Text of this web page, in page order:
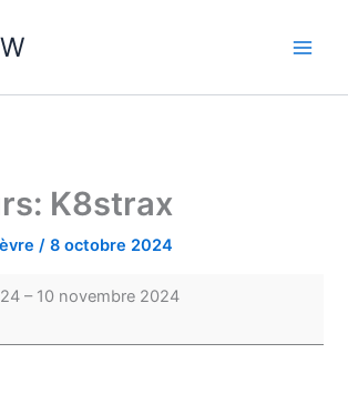
K8strax
/8 octobre 2024
– 10 novembre 2024